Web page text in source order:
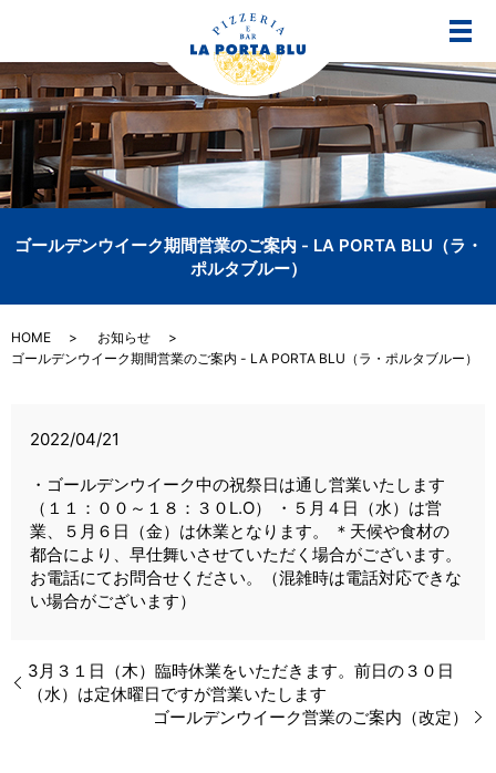
メ
ゴールデンウイーク期間営業のご案内 - LA PORTA BLU（ラ・
ポルタブルー）
HOME
お知らせ
ゴールデンウイーク期間営業のご案内 - LA PORTA BLU（ラ・ポルタブルー）
2022/04/21
・ゴールデンウイーク中の祝祭日は通し営業いたします
（１１：００～１８：３０L.O） ・５月４日（水）は営
業、５月６日（金）は休業となります。 ＊天候や食材の
都合により、早仕舞いさせていただく場合がございます。
お電話にてお問合せください。（混雑時は電話対応できな
い場合がございます）
3月３１日（木）臨時休業をいただきます。前日の３０日
（水）は定休曜日ですが営業いたします
ゴールデンウイーク営業のご案内（改定）